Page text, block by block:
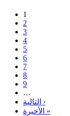
1
2
3
4
5
6
7
8
9
…
التالية ›
الأخيرة »